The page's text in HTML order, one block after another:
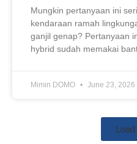
Mungkin pertanyaan ini
kendaraan ramah
ganjil genap? Pertanyaan
hybrid sudah memakai
Mimin DOMO June 23, 2026